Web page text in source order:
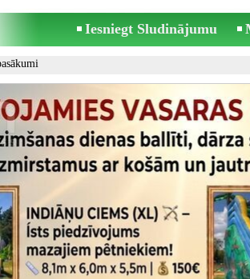
Iesniegt Sludinājumu